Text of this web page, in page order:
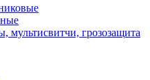
мультисвитчи, грозозащита